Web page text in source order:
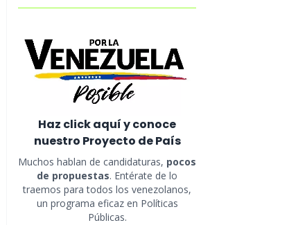
Haz click aquí y conoce
nuestro Proyecto de País
Muchos hablan de candidaturas, pocos
de propuestas. Entérate de lo
traemos para todos los venezolanos,
un programa eficaz en Políticas
Públicas.